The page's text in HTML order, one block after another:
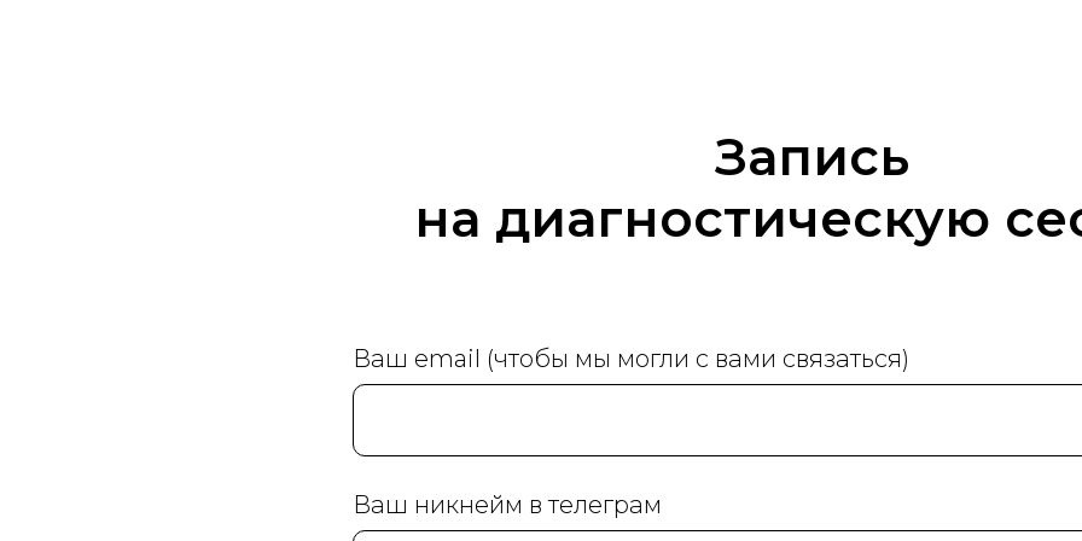
Запись
на диагностическую
Ваш email (чтобы мы могли с вами связаться)
Ваш никнейм в телеграм